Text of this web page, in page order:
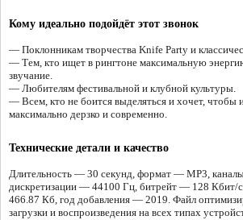
Кому идеально подойдёт этот звонок
— Поклонникам творчества Knife Party и
— Тем, кто ищет в рингтоне максимальную
звучание.
— Любителям фестивальной и клубной культуры.
— Всем, кто не боится выделяться и хочет, чтобы
максимально дерзко и современно.
Технические детали и качество
Длительность — 30 секунд, формат — MP3,
дискретизации — 44100 Гц, битрейт — 128 Кбит/
466.87 Кб, год добавления — 2019. Файл
загрузки и воспроизведения на всех типах